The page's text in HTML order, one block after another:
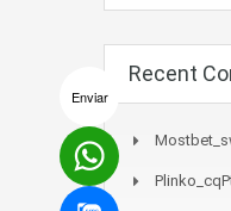
Recent
Enviar